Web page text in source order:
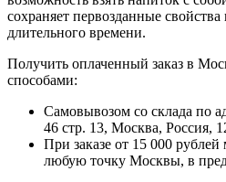
сохраняет первозданные
длительного времени.
Получить оплаченный заказ в
способами:
Самовывозом со склада по
46 стр. 13, Москва, Россия,
При заказе от 15 000
любую точку Москвы, в